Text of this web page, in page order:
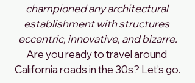
championed any architectural
establishment with structures
eccentric, innovative, and bizarre.
Are you ready to travel around
California roads in the 30s? Let’s go.